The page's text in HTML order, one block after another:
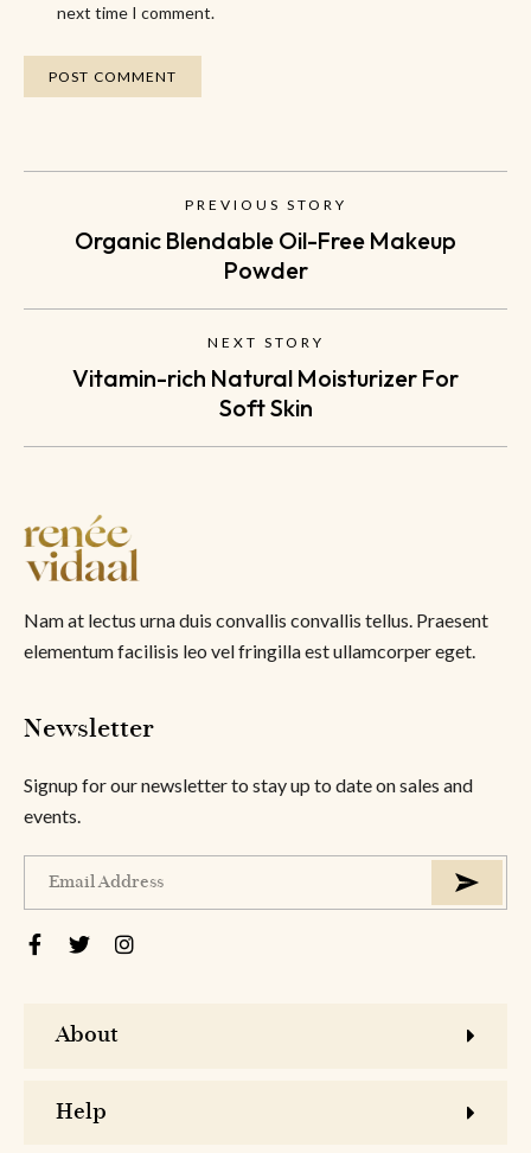
next time I comment.
PREVIOUS STORY
Organic Blendable Oil-Free Makeup
Powder
NEXT STORY
Vitamin-rich Natural Moisturizer For
Soft Skin
Nam at lectus urna duis convallis convallis tellus. Praesent
elementum facilisis leo vel fringilla est ullamcorper eget.
About
Help
Newsletter
Signup for our newsletter to stay up to date on sales and
events.